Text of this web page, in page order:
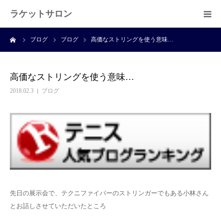
ラケットサロン
ブログ ブログ 高価なストリングを使う意味…
高価なストリングを使う意味…
2018.02.3 ブログ
先日の展示会で、テクニファイバーのストリンガーでもある小林さん
とお話しさせていただいたところ
ホーム
プライベートレッスン
ブログ
アクセス